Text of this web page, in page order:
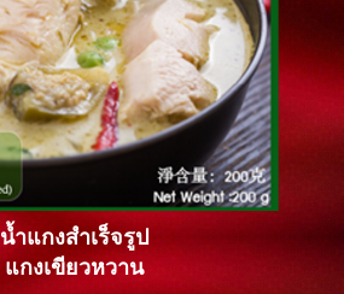
น้ำแกงสำเร็จรูป
แกงเขียวหวาน